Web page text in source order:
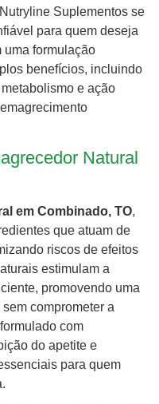
Suplementos se
para quem deseja
uma formulação
benefícios, incluindo
e ação
Natural
em Combinado, TO,
que atuam de
riscos de efeitos
estimulam a
promovendo uma
comprometer a
com
do apetite e
para quem